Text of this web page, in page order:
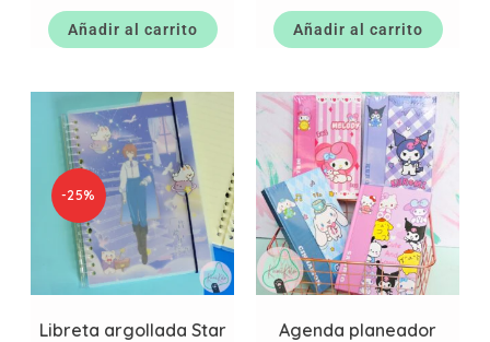
Añadir al carrito Añadir al carrito
-25%
Libreta argollada Star
Agenda planeador